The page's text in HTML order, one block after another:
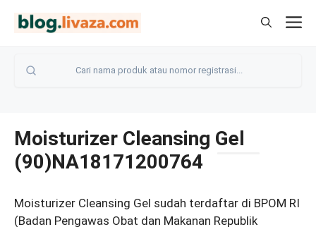
Moisturizer Cleansing Gel
(90)NA18171200764
Moisturizer Cleansing Gel sudah terdaftar di BPOM RI
(Badan Pengawas Obat dan Makanan Republik